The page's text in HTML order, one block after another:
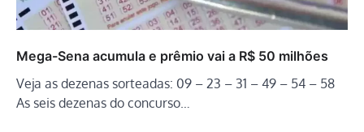
Mega-Sena acumula e prêmio vai a R$ 50 milhões
Veja as dezenas sorteadas: 09 – 23 – 31 – 49 – 54 – 58
As seis dezenas do concurso…